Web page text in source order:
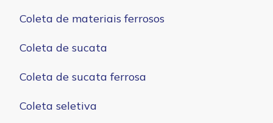
Coleta de materiais ferrosos
Coleta de sucata
Coleta de sucata ferrosa
Coleta seletiva